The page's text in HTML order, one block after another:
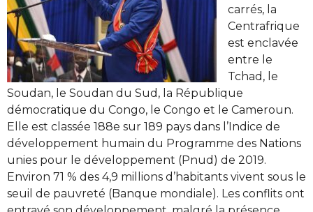
carrés, la
Centrafrique
est enclavée
entre le
Tchad, le
Soudan, le Soudan du Sud, la République
démocratique du Congo, le Congo et le Cameroun.
Elle est classée 188e sur 189 pays dans l’Indice de
développement humain du Programme des Nations
unies pour le développement (Pnud) de 2019.
Environ 71 % des 4,9 millions d’habitants vivent sous le
seuil de pauvreté (Banque mondiale). Les conflits ont